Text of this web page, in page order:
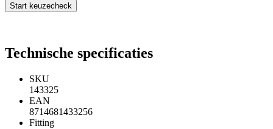
Start keuzecheck
Technische specificaties
SKU
143325
EAN
8714681433256
Fitting